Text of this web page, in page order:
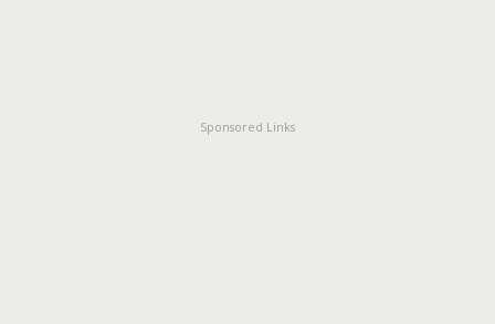
Sponsored Links